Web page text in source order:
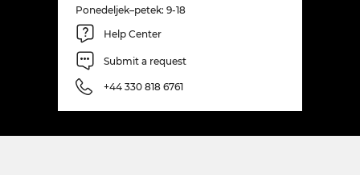
Ponedeljek–petek: 9-18
Help Center
Submit a request
+44 330 818 6761